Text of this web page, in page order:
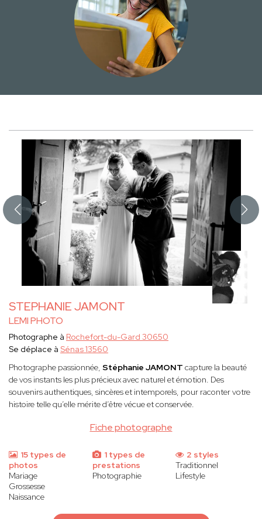
STEPHANIE JAMONT
LEMI PHOTO
Fiche photographe
Photographe à Rochefort-du-Gard 30650
Se déplace à Sénas 13560
Photographe passionnée, Stéphanie JAMONT capture la beauté
de vos instants les plus précieux avec naturel et émotion. Des
souvenirs authentiques, sincères et intemporels, pour raconter votre
histoire telle qu’elle mérite d’être vécue et conservée.
15 types de
photos
Mariage
Grossesse
Naissance
1 types de
prestations
Photographie
2 styles
Traditionnel
Lifestyle